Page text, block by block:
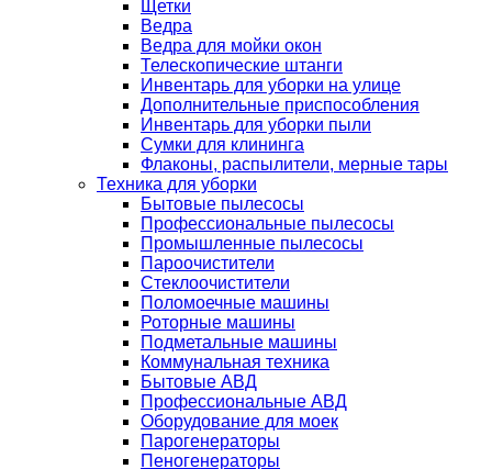
Щетки
Ведра
Ведра для мойки окон
Телескопические штанги
Инвентарь для уборки на улице
Дополнительные приспособления
Инвентарь для уборки пыли
Сумки для клининга
Флаконы, распылители, мерные тары
Техника для уборки
Бытовые пылесосы
Профессиональные пылесосы
Промышленные пылесосы
Пароочистители
Стеклоочистители
Поломоечные машины
Роторные машины
Подметальные машины
Коммунальная техника
Бытовые АВД
Профессиональные АВД
Оборудование для моек
Парогенераторы
Пеногенераторы